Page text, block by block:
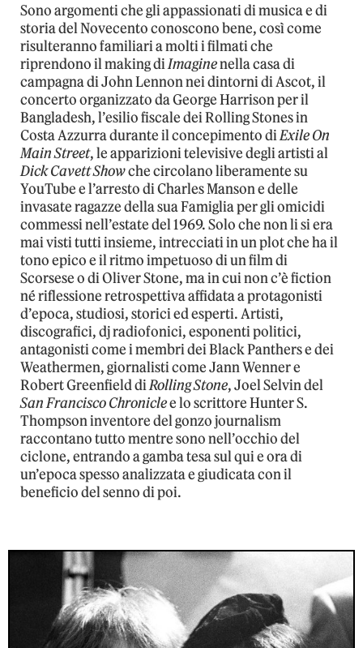
Sono argomenti che gli appassionati di musica e di
storia del Novecento conoscono bene, così come
risulteranno familiari a molti i filmati che
riprendono il making diImaginenella casa di
campagna di John Lennon nei dintorni di Ascot, il
concerto organizzato da George Harrison per il
Bangladesh, l’esilio fiscale dei Rolling Stones in
Costa Azzurra durante il concepimento diExile On
Main Street, le apparizioni televisive degli artisti al
Dick Cavett Showche circolano liberamente su
YouTube e l’arresto di Charles Manson e delle
invasate ragazze della sua Famiglia per gli omicidi
commessi nell’estate del 1969. Solo che non li si era
mai visti tutti insieme, intrecciati in un plot che ha il
tono epico e il ritmo impetuoso di un film di
Scorsese o di Oliver Stone, ma in cui non c’è fiction
né riflessione retrospettiva affidata a protagonisti
d’epoca, studiosi, storici ed esperti. Artisti,
discografici, dj radiofonici, esponenti politici,
antagonisti come i membri dei Black Panthers e dei
Weathermen, giornalisti come Jann Wenner e
Robert Greenfield diRolling Stone, Joel Selvin del
San Francisco Chroniclee lo scrittore Hunter S.
Thompson inventore del gonzo journalism
raccontano tutto mentre sono nell’occhio del
ciclone, entrando a gamba tesa sul qui e ora di
un’epoca spesso analizzata e giudicata con il
beneficio del senno di poi.